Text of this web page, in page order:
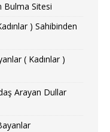
Bulma Sitesi
) Sahibinden
( Kadınlar )
Arayan Dullar